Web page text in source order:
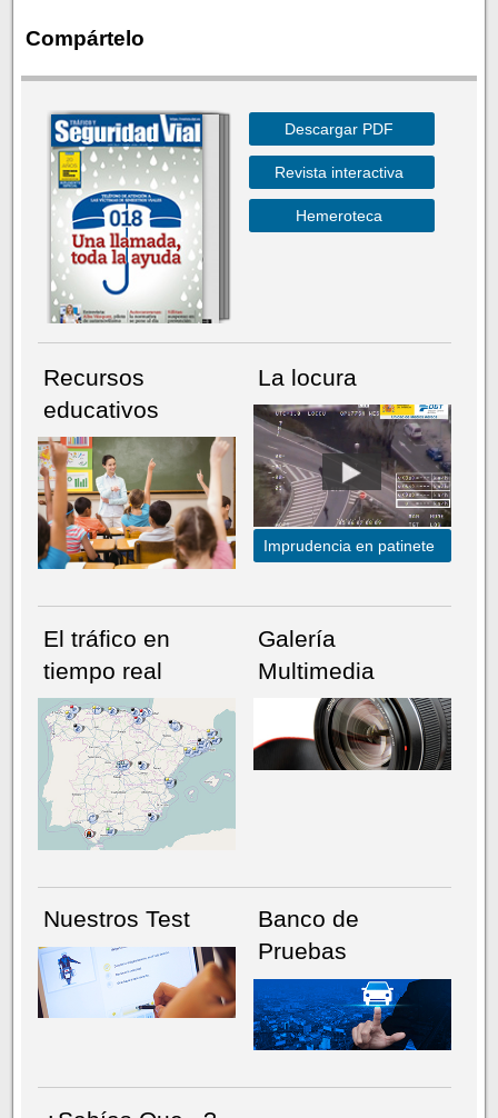
Compártelo
NÚMERO ACTUALHEMEROTECA
Descargar PDF
Revista interactiva
Hemeroteca
Recursos
educativos
La locura
Imprudencia en patinete
El tráfico en
tiempo real
Galería
Multimedia
Nuestros Test
Banco de
Pruebas